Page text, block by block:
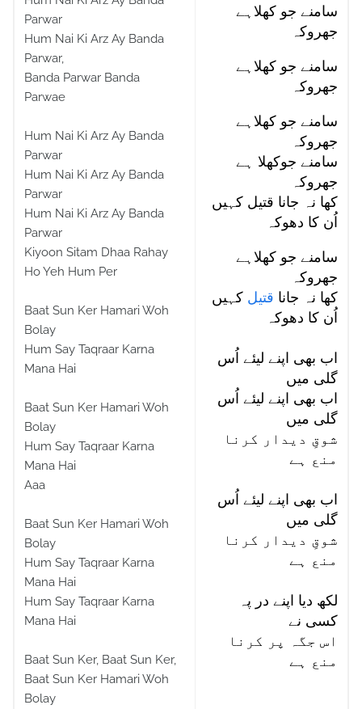
Parwar
Hum Nai Ki Arz Ay Banda
Parwar,
Banda Parwar Banda
Parwae
Hum Nai Ki Arz Ay Banda
Parwar
Hum Nai Ki Arz Ay Banda
Parwar
Hum Nai Ki Arz Ay Banda
Parwar
Kiyoon Sitam Dhaa Rahay
Ho Yeh Hum Per
Baat Sun Ker Hamari Woh
Bolay
Hum Say Taqraar Karna
Mana Hai
Baat Sun Ker Hamari Woh
Bolay
Hum Say Taqraar Karna
Mana Hai
Aaa
Baat Sun Ker Hamari Woh
Bolay
Hum Say Taqraar Karna
Mana Hai
Hum Say Taqraar Karna
Mana Hai
Baat Sun Ker, Baat Sun Ker,
Baat Sun Ker Hamari Woh
Bolay
سامنے جو کھلاہے
جھروکہ
سامنے جو کھلاہے
جھروکہ
سامنے جو کھلاہے
جھروکہ
سامنے جوکھلا ہے
جھروکہ
کھا نہ جانا قتیل کہیں
اُن کا دھوکہ
سامنے جو کھلاہے
جھروکہ
کھا نہ جانا قتیل کہیں
اُن کا دھوکہ
اب بھی اپنے لیئے اُس
گلی میں
اب بھی اپنے لیئے اُس
گلی میں
شوقِ دیدار کرنا
منع ہے
اب بھی اپنے لیئے اُس
گلی میں
شوقِ دیدار کرنا
منع ہے
لکھ دیا اپنے در پہ
کسی نے
اس جگہ پر کرنا
منع ہے